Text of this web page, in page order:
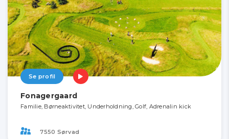
Se profil
Fonagergaard
Familie, Børneaktivitet, Underholdning, Golf, Adrenalin kick
7550 Sørvad